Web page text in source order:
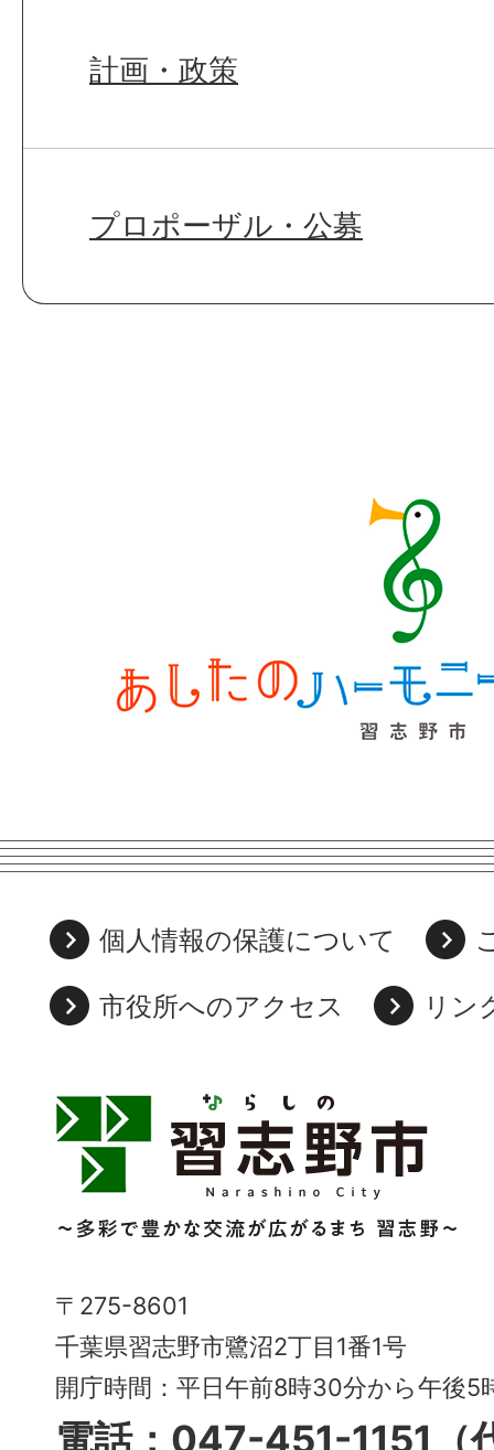
計画・政策
プロポーザル・公募
個人情報の保護について
市役所へのアクセス
リン
習
志
野
市
Narashino
City
～
多
〒275-8601
千葉県習志野市鷺沼2丁目1番1号
開庁時間：平日午前8時30分から午後5
電話：047-451-1151（